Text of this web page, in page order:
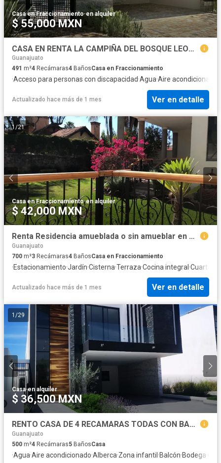
Casa en Fraccionamiento·en alquiler
$ 55,000 MXN
CASA EN RENTA LA CAMPIÑA DEL BOSQUE LEON GUANAJUATO
Guanajuato
491 m²4 Recámaras4 BañosCasa en Fraccionamiento
·Acceso para personas con discapacidad·Agua·Aire acondicionado
Actualizado hace más de 1 mes Ver en detalle
1 /21
Casa en Fraccionamiento·en alquiler
$ 42,000 MXN
Renta Residencia amueblada o sin amueblar en Residencial San Carlos
Guanajuato
700 m²3 Recámaras4 BañosCasa en Fraccionamiento
·Estacionamiento·Jardín·Cisterna·Terraza·Cocina integral ·Cuarto
Actualizado hace más de 1 mes Ver en detalle
1 /29
Casa·en alquiler
$ 36,500 MXN
RENTO CASA DE 4 RECAMARAS TODAS CON BAÑO EN LA CAPIÑA DEL BOSQUE EN LEON GTO
Guanajuato
500 m²4 Recámaras5 BañosCasa
·Agua·Aire acondicionado·Alberca·Zona infantil·Balcón·Bodega